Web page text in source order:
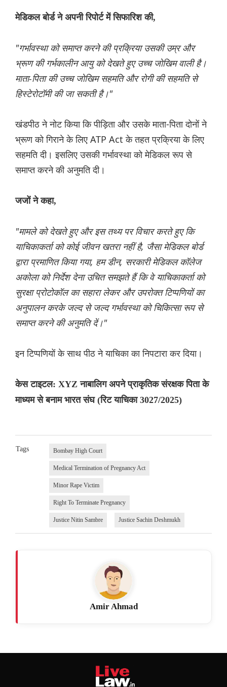
मेडिकल बोर्ड ने अपनी रिपोर्ट में सिफारिश की,
"गर्भावस्था को समाप्त करने की प्रक्रिया उसकी उम्र और
भ्रूण की गर्भकालीन आयु को देखते हुए उच्च जोखिम वाली है।
माता-पिता की उच्च जोखिम सहमति और रोगी की सहमति से
हिस्टेरोटॉमी की जा सकती है।"
खंडपीठ ने नोट किया कि पीड़िता और उसके माता-पिता दोनों ने
भ्रूण को गिराने के लिए ATP Act के तहत प्रक्रिया के लिए
सहमति दी। इसलिए उसकी गर्भावस्था को मेडिकल रूप से
समाप्त करने की अनुमति दी।
जजों ने कहा,
"मामले को देखते हुए और इस तथ्य पर विचार करते हुए कि
याचिकाकर्ता को कोई जीवन खतरा नहीं है, जैसा मेडिकल बोर्ड
द्वारा प्रमाणित किया गया, हम डीन, सरकारी मेडिकल कॉलेज
अकोला को निर्देश देना उचित समझते हैं कि वे याचिकाकर्ता को
सुरक्षा प्रोटोकॉल का सहारा लेकर और उपरोक्त टिप्पणियों का
अनुपालन करके जल्द से जल्द गर्भावस्था को चिकित्सा रूप से
समाप्त करने की अनुमति दें।"
इन टिप्पणियों के साथ पीठ ने याचिका का निपटारा कर दिया।
केस टाइटल: XYZ नाबालिग अपने प्राकृतिक संरक्षक पिता के
माध्यम से बनाम भारत संघ (रिट याचिका 3027/2025)
Tags Bombay High Court
Medical Termination of Pregnancy Act
Minor Rape Victim
Right To Terminate Pregnancy
Justice Nitin Sambre Justice Sachin Deshmukh
Amir Ahmad